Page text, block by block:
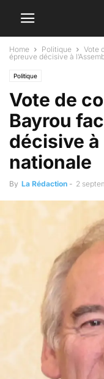
Home Politique
Vote
épreuve décisive à
Politique
Vote de
Bayrou
décisive à
nationale
By La Rédaction - 2